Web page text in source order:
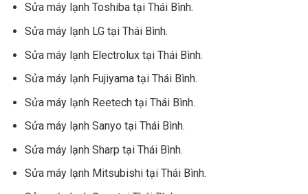
Sửa máy lạnh Toshiba tại Thái Bình.
Sửa máy lạnh LG tại Thái Bình.
Sửa máy lạnh Electrolux tại Thái Bình.
Sửa máy lạnh Fujiyama tại Thái Bình.
Sửa máy lạnh Reetech tại Thái Bình.
Sửa máy lạnh Sanyo tại Thái Bình.
Sửa máy lạnh Sharp tại Thái Bình.
Sửa máy lạnh Mitsubishi tại Thái Bình.